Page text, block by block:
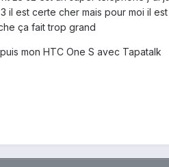
il est certe cher mais pour moi il
ça fait trop grand
mon HTC One S avec Tapatalk